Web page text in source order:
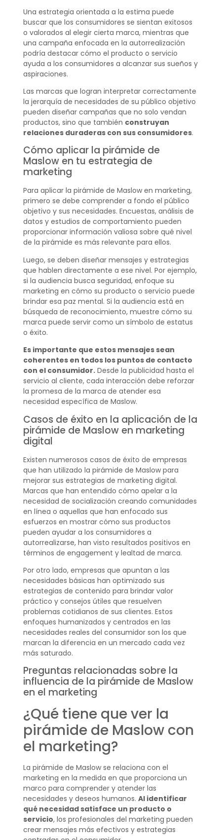
Una estrategia orientada a la estima puede
buscar que los consumidores se sientan exitosos
o valorados al elegir cierta marca, mientras que
una campaña enfocada en la autorrealización
podría destacar cómo el producto o servicio
ayuda a los consumidores a alcanzar sus sueños y
aspiraciones.
Las marcas que logran interpretar correctamente
la jerarquía de necesidades de su público objetivo
pueden diseñar campañas que no solo vendan
productos, sino que también construyan
relaciones duraderas con sus consumidores.
Cómo aplicar la pirámide de
Maslow en tu estrategia de
marketing
Para aplicar la pirámide de Maslow en marketing,
primero se debe comprender a fondo el público
objetivo y sus necesidades. Encuestas, análisis de
datos y estudios de comportamiento pueden
proporcionar información valiosa sobre qué nivel
de la pirámide es más relevante para ellos.
Luego, se deben diseñar mensajes y estrategias
que hablen directamente a ese nivel. Por ejemplo,
si la audiencia busca seguridad, enfoque su
marketing en cómo su producto o servicio puede
brindar esa paz mental. Si la audiencia está en
búsqueda de reconocimiento, muestre cómo su
marca puede servir como un símbolo de estatus
o éxito.
Es importante que estos mensajes sean
coherentes en todos los puntos de contacto
con el consumidor.Desde la publicidad hasta el
servicio al cliente, cada interacción debe reforzar
la promesa de la marca de atender esa
necesidad específica de Maslow.
Casos de éxito en la aplicación de la
pirámide de Maslow en marketing
digital
Existen numerosos casos de éxito de empresas
que han utilizado la pirámide de Maslow para
mejorar sus estrategias de marketing digital.
Marcas que han entendido cómo apelar a la
necesidad de socialización creando comunidades
en línea o aquellas que han enfocado sus
esfuerzos en mostrar cómo sus productos
pueden ayudar a los consumidores a
autorrealizarse, han visto resultados positivos en
términos de engagement y lealtad de marca.
Por otro lado, empresas que apuntan a las
necesidades básicas han optimizado sus
estrategias de contenido para brindar valor
práctico y consejos útiles que resuelven
problemas cotidianos de sus clientes. Estos
enfoques humanizados y centrados en las
necesidades reales del consumidor son los que
marcan la diferencia en un mercado cada vez
más saturado.
Preguntas relacionadas sobre la
influencia de la pirámide de Maslow
en el marketing
¿Qué tiene que ver la
pirámide de Maslow con
el marketing?
La pirámide de Maslow se relaciona con el
marketing en la medida en que proporciona un
marco para comprender y atender las
necesidades y deseos humanos. Al identificar
qué necesidad satisface un producto o
servicio, los profesionales del marketing pueden
crear mensajes más efectivos y estrategias